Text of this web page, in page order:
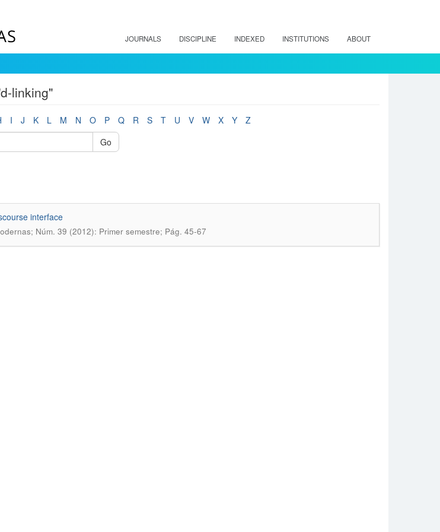
JOURNALS DISCIPLINE INDEXED INSTITUTIONS ABOUT
linking"
I J K L M N O P Q R S T U V W X Y
Z
Go
interface
Núm. 39 (2012): Primer semestre; Pág. 45-67